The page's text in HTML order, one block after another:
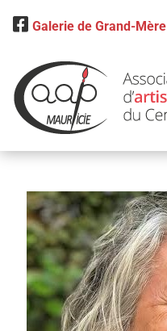
Galerie de Grand-Mère